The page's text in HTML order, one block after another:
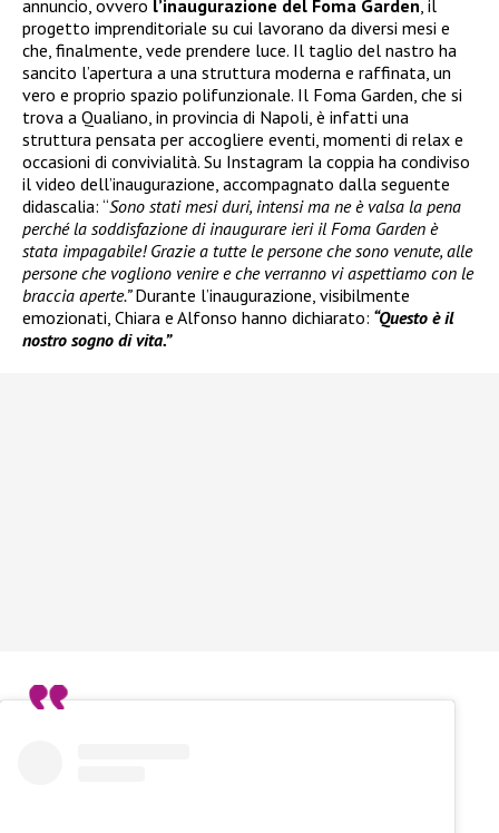
annuncio, ovvero l’inaugurazione del Foma Garden , il
progetto imprenditoriale su cui lavorano da diversi mesi e
che, finalmente, vede prendere luce. Il taglio del nastro ha
sancito l’apertura a una struttura moderna e raffinata, un
vero e proprio spazio polifunzionale. Il Foma Garden, che si
trova a Qualiano, in provincia di Napoli, è infatti una
struttura pensata per accogliere eventi, momenti di relax e
occasioni di convivialità. Su Instagram la coppia ha condiviso
il video dell’inaugurazione, accompagnato dalla seguente
didascalia: “Sono stati mesi duri, intensi ma ne è valsa la pena
perché la soddisfazione di inaugurare ieri il Foma Garden è
stata impagabile! Grazie a tutte le persone che sono venute, alle
persone che vogliono venire e che verranno vi aspettiamo con le
braccia aperte.”Durante l’inaugurazione, visibilmente
emozionati, Chiara e Alfonso hanno dichiarato: “Questo è il
nostro sogno di vita.”